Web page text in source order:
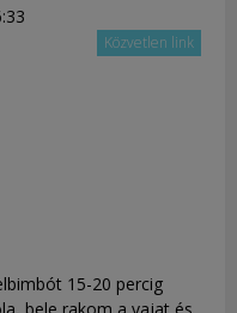
Közvetlen link
15-20 percig